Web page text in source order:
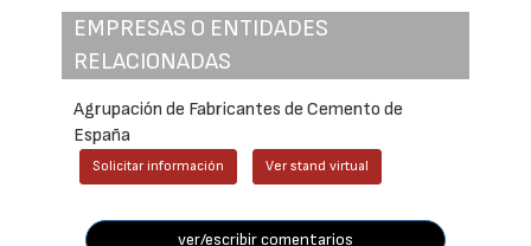
EMPRESAS O ENTIDADES
RELACIONADAS
Agrupación de Fabricantes de Cemento de
España
Solicitar información Ver stand virtual
ver/escribir comentarios